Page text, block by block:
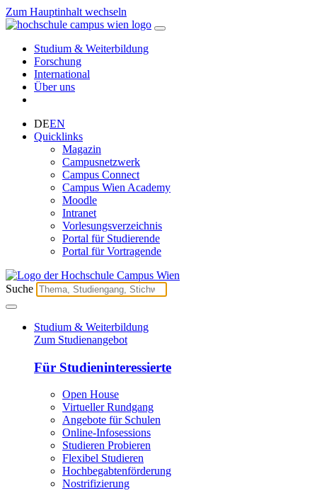
Zum Hauptinhalt wechseln
Studium & Weiterbildung
Forschung
International
Über uns
DEEN
Quicklinks
Magazin
Campusnetzwerk
Campus Connect
Campus Wien Academy
Moodle
Intranet
Vorlesungsverzeichnis
Portal für Studierende
Portal für Vortragende
Suche
Studium & Weiterbildung
Zum Studienangebot
Für Studieninteressierte
Open House
Virtueller Rundgang
Angebote für Schulen
Online-Infosessions
Studieren Probieren
Flexibel Studieren
Hochbegabtenförderung
Nostrifizierung